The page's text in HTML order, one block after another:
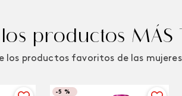
productos MÁS
los productos favoritos de las
-5 %